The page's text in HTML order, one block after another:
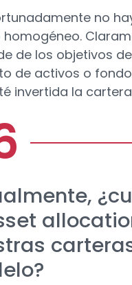
no
homogéneo.
de los objetivos
de activos o
invertida la